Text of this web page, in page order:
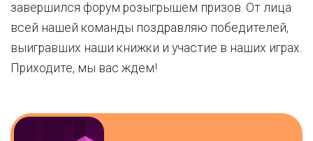
завершился форум розыгрышем призов. От лица
всей нашей команды поздравляю победителей,
выигравших наши книжки и участие в наших играх.
Приходите, мы вас ждем!